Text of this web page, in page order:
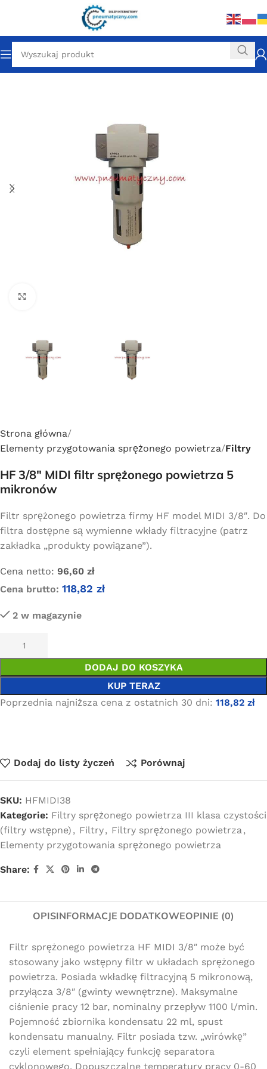
Strona główna
Elementy przygotowania sprężonego powietrza Filtry
HF 3/8″ MIDI filtr sprężonego powietrza 5
mikronów
Filtr sprężonego powietrza firmy HF model MIDI 3/8″. Do
filtra dostępne są wymienne wkłady filtracyjne (patrz
zakładka „produkty powiązane”).
Cena netto: 96,60 zł
Cena brutto: 118,82 zł
2 w magazynie
DODAJ DO KOSZYKA
KUP TERAZ
Poprzednia najniższa cena z ostatnich 30 dni: 118,82 zł
Dodaj do listy życzeń Porównaj
SKU: HFMIDI38
Kategorie: Filtry sprężonego powietrza III klasa czystości
(filtry wstępne) , Filtry, Filtry sprężonego powietrza,
Elementy przygotowania sprężonego powietrza
Share:
OPISINFORMACJE DODATKOWEOPINIE (0)
Filtr sprężonego powietrza HF MIDI 3/8″ może być
stosowany jako wstępny filtr w układach sprężonego
powietrza. Posiada wkładkę filtracyjną 5 mikronową,
przyłącza 3/8″ (gwinty wewnętrzne). Maksymalne
ciśnienie pracy 12 bar, nominalny przepływ 1100 l/min.
Pojemność zbiornika kondensatu 22 ml, spust
kondensatu manualny. Filtr posiada tzw. „wirówkę”
czyli element spełniający funkcję separatora
cyklonowego. Dopuszczalne temperatury pracy 0-60